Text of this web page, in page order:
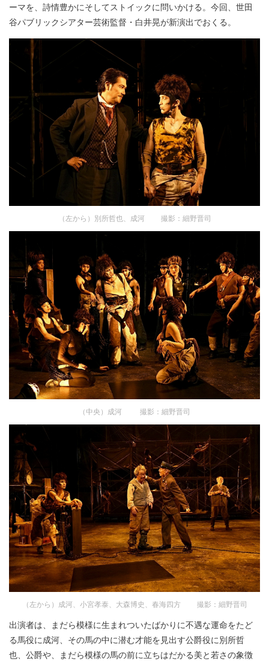
ーマを、詩情豊かにそしてストイックに問いかける。今回、世田
谷パブリックシアター芸術監督・白井晃が新演出でおくる。
（左から）別所哲也、成河 撮影：細野晋司
（中央）成河 撮影：細野晋司
（左から）成河、小宮孝泰、大森博史、春海四方 撮影：細野晋司
出演者は、まだら模様に生まれついたばかりに不遇な運命をたど
る馬役に成河、その馬の中に潜む才能を見出す公爵役に別所哲
也、公爵や、まだら模様の馬の前に立ちはだかる美と若さの象徴